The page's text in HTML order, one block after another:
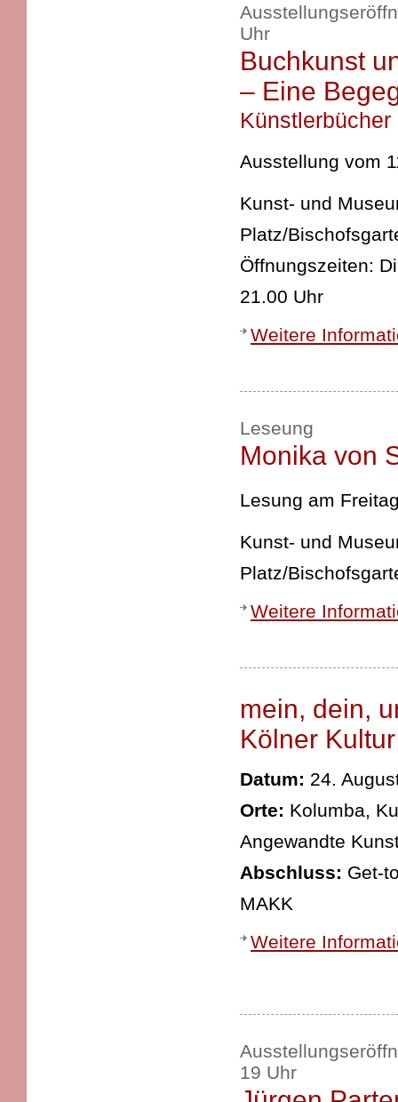
Uhr
Buchkunst
– Eine
Ausstellung vom
Kunst- und
Platz/
Öffnungszeiten:
21.00 Uhr
Weitere
Leseung
Monika von
Lesung am
Kunst- und
Platz/
Weitere
mein, dein,
Kölner Kultur
Datum: 24.
Orte: Kolumba,
Angewandte
Abschluss: Get-
MAKK
Weitere
19 Uhr